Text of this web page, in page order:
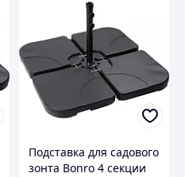
Подставка для садового
зонта Bonro 4 секции